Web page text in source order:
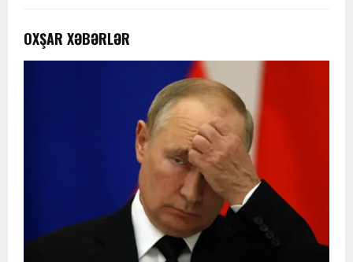
OXŞAR XƏBƏRLƏR